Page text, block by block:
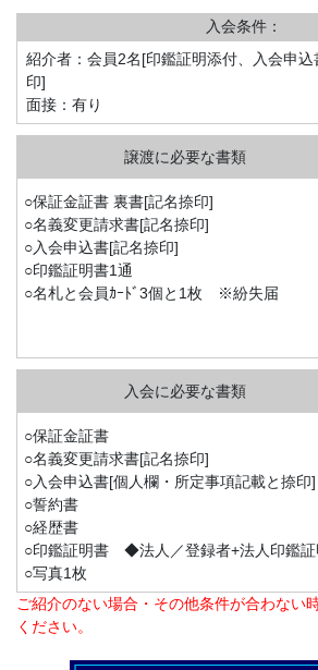
入会条件：
紹介者：会員2名[印鑑証明添付、入会申
印]
面接：有り
○保証金証書 裏書[記名捺印]
○名義変更請求書[記名捺印]
○入会申込書[記名捺印]
○印鑑証明書1通
○名札と会員ｶｰﾄﾞ3個と1枚 ※紛失届
○保証金証書
○名義変更請求書[記名捺印]
○入会申込書[個人欄・所定事項記載と捺印]
○誓約書
○経歴書
○印鑑証明書 ◆法人／登録者+法人印鑑証
○写真1枚
ご紹介のない場合・その他条件が合わない
ください。